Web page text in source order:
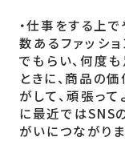
・仕事をする上
数あるファッシ
でもらい、何度
ときに、商品の
がして、頑張っ
に最近ではSNS
がいにつながりま